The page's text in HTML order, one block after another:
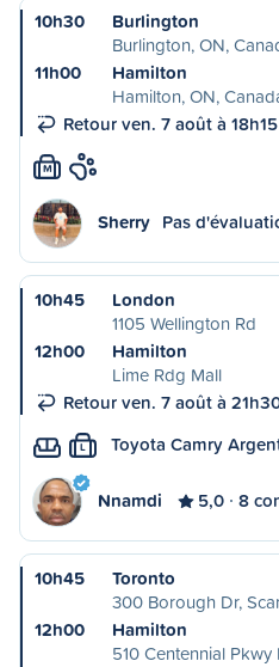
10h30
Burlington
Burlington, ON,
11h00
Hamilton
Hamilton, ON,
Retour ven. 7 août à 18h15
M
Sherry Pas
10h45
London
1105 Wellington Rd
12h00
Hamilton
Lime Rdg Mall
Retour ven. 7 août à
L Toyota Camry
Nnamdi 5,0 8
10h45
Toronto
300 Borough Dr,
12h00
Hamilton
510 Centennial Pkwy